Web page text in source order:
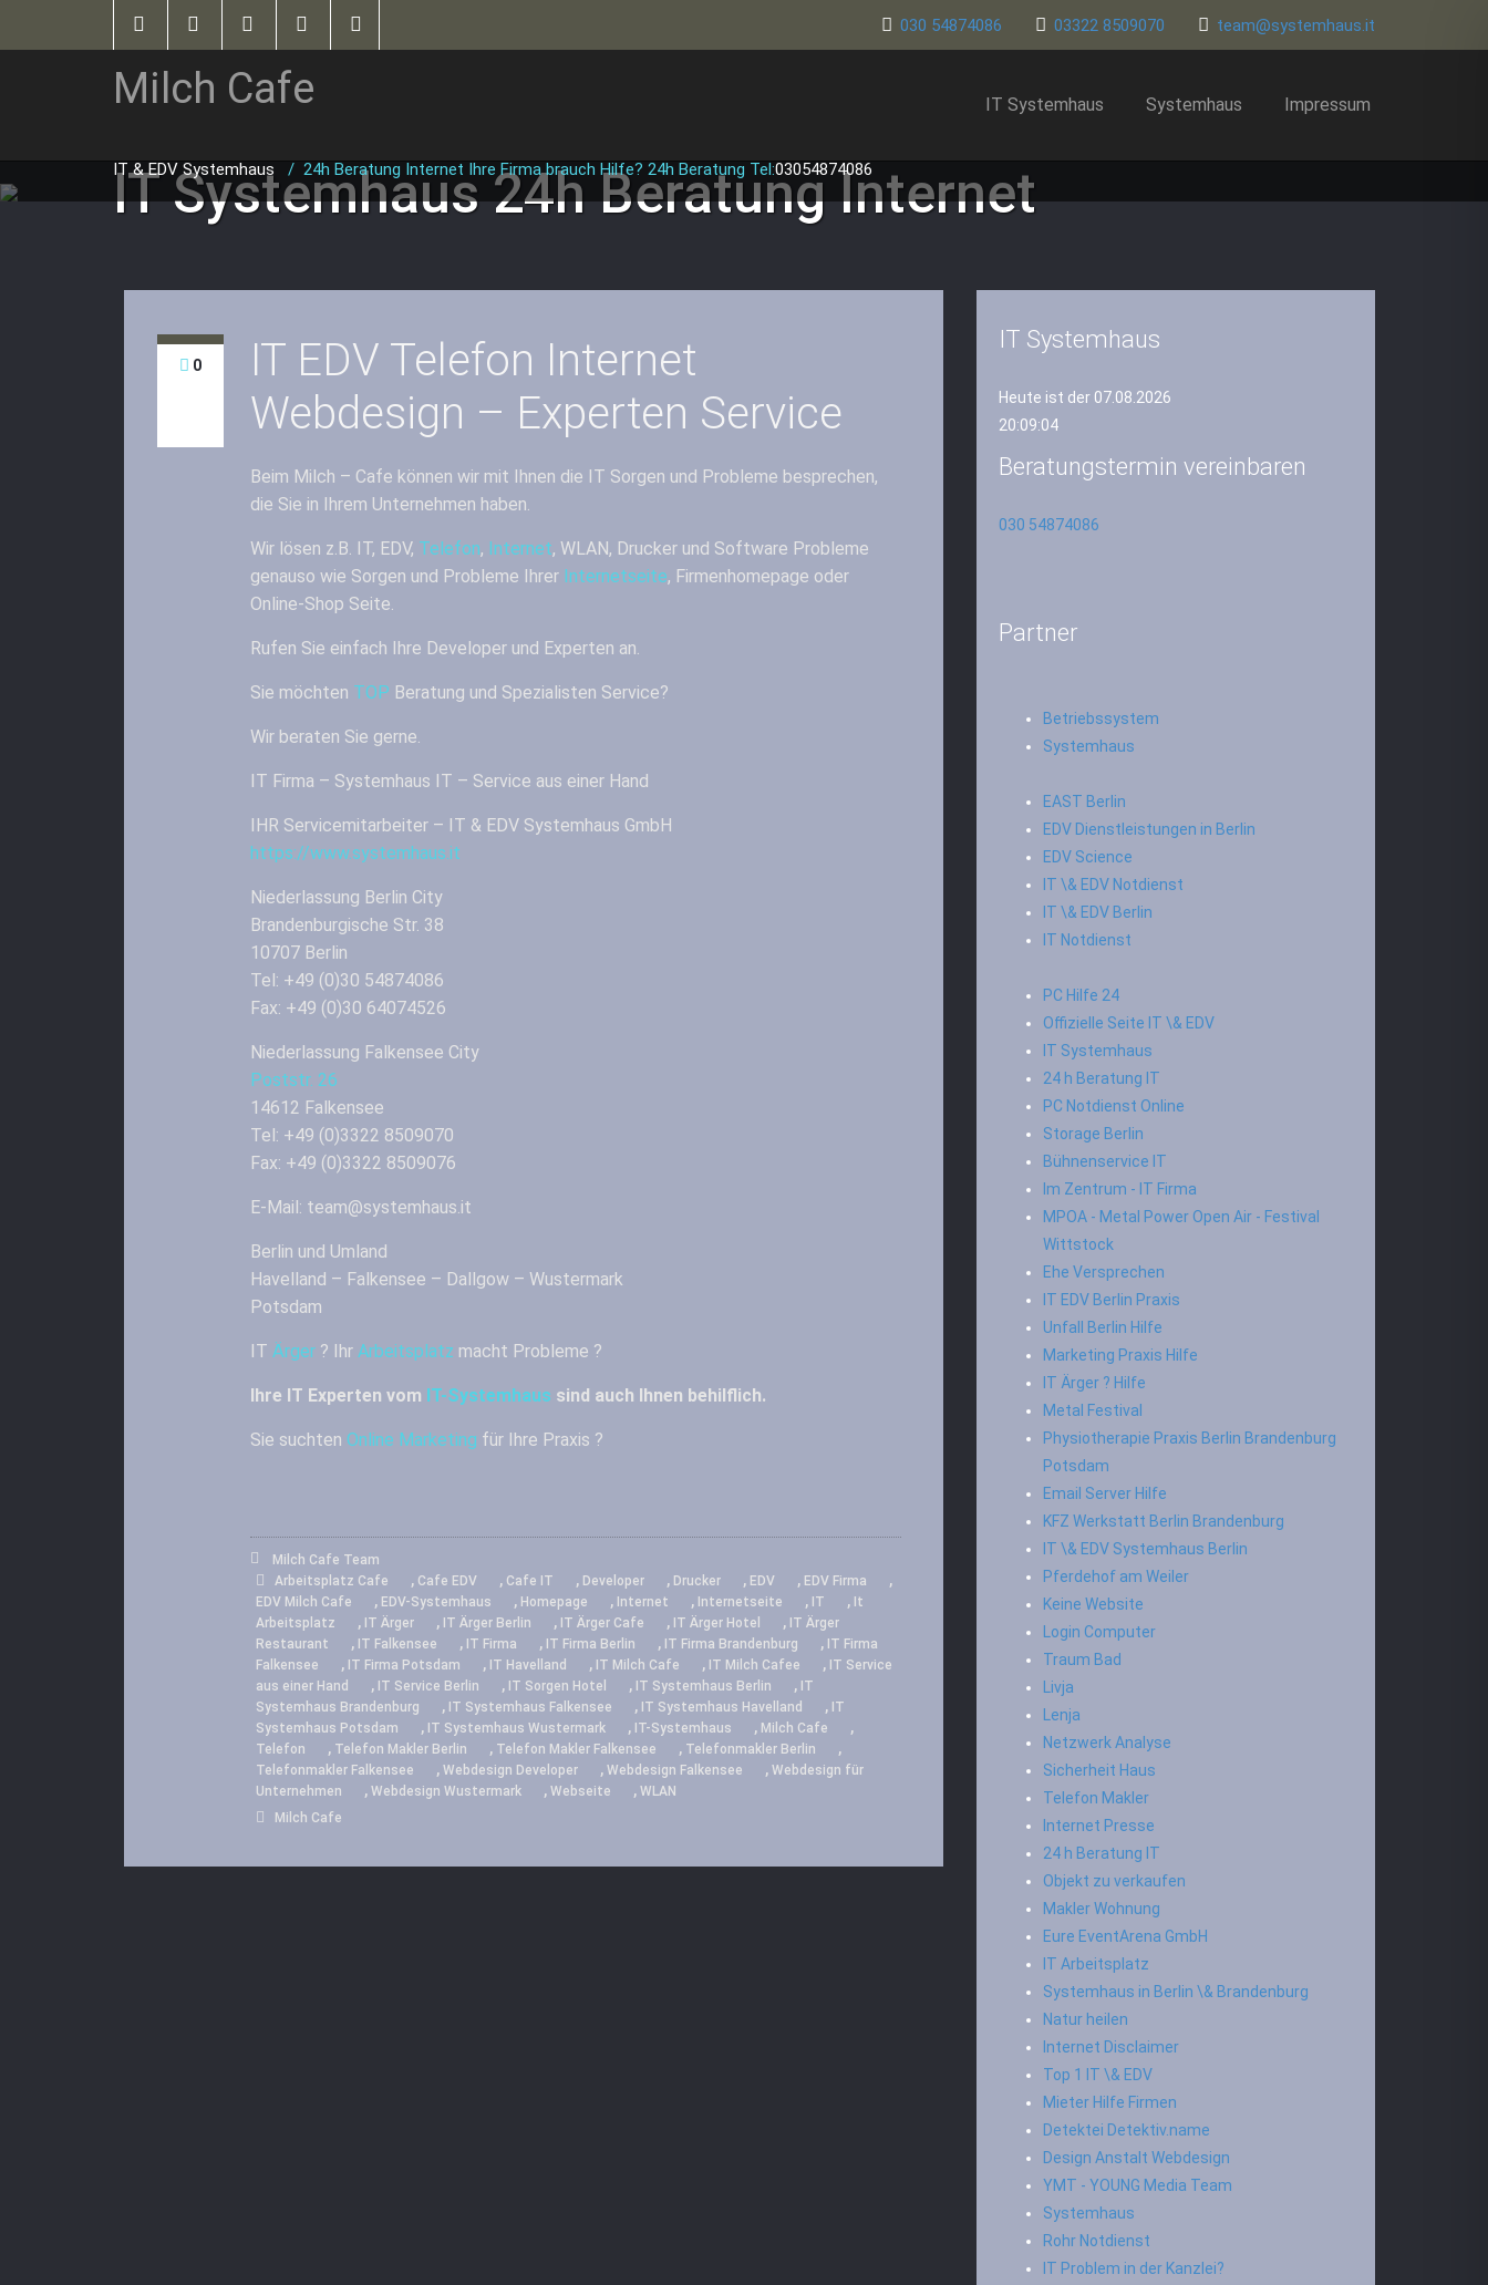
030 54874086 03322 8509070 team@systemhaus.it
Milch Cafe IT Systemhaus Systemhaus Impressum
IT Systemhaus 24h BeratungInternet
IT & EDV Systemhaus / 24h Beratung Internet Ihre Firma brauch Hilfe? 24h Beratung Tel:03054874086
0
IT EDV Telefon Internet
Webdesign – Experten Service
Beim Milch – Cafe können wir mit Ihnen die IT Sorgen und Probleme besprechen,
die Sie in Ihrem Unternehmen haben.
Wir lösen z.B. IT, EDV, Telefon, Internet, WLAN, Drucker und Software Probleme
genauso wie Sorgen und Probleme Ihrer Internetseite, Firmenhomepage oder
Online-Shop Seite.
Rufen Sie einfach Ihre Developer und Experten an.
Sie möchten TOP Beratung und Spezialisten Service?
Wir beraten Sie gerne.
IT Firma – Systemhaus IT – Service aus einer Hand
IHR Servicemitarbeiter – IT & EDV Systemhaus GmbH
https://www.systemhaus.it
Niederlassung Berlin City
Brandenburgische Str. 38
10707 Berlin
Tel: +49 (0)30 54874086
Fax: +49 (0)30 64074526
Niederlassung Falkensee City
Poststr. 26
14612 Falkensee
Tel: +49 (0)3322 8509070
Fax: +49 (0)3322 8509076
E-Mail: team@systemhaus.it
Berlin und Umland
Havelland – Falkensee – Dallgow – Wustermark
Potsdam
IT Ärger? Ihr Arbeitsplatz macht Probleme ?
Ihre IT Experten vom IT-Systemhaus sind auch Ihnen behilflich.
Sie suchten Online Marketing für Ihre Praxis ?
Milch Cafe Team
Arbeitsplatz Cafe
, Cafe EDV , Cafe IT , Developer , Drucker , EDV , EDV Firma ,
EDV Milch Cafe , EDV-Systemhaus , Homepage , Internet , Internetseite , IT , It
Arbeitsplatz
, IT Ärger , IT Ärger Berlin , IT Ärger Cafe , IT Ärger Hotel , IT Ärger
Restaurant
, IT Falkensee , IT Firma , IT Firma Berlin , IT Firma Brandenburg , IT Firma
Falkensee
, IT Firma Potsdam , IT Havelland , IT Milch Cafe , IT Milch Cafee , IT Service
aus einer Hand
, IT Service Berlin , IT Sorgen Hotel , IT Systemhaus Berlin , IT
Systemhaus Brandenburg
, IT Systemhaus Falkensee , IT Systemhaus Havelland , IT
Systemhaus Potsdam
, IT Systemhaus Wustermark , IT-Systemhaus , Milch Cafe ,
Telefon , Telefon Makler Berlin , Telefon Makler Falkensee , Telefonmakler Berlin ,
Telefonmakler Falkensee , Webdesign Developer , Webdesign Falkensee , Webdesign für
Unternehmen
, Webdesign Wustermark , Webseite , WLAN
Milch Cafe
IT Systemhaus
Heute ist der 07.08.2026
20:09:04
Beratungstermin vereinbaren
030 54874086
Partner
Betriebssystem
Systemhaus
EAST Berlin
EDV Dienstleistungen in Berlin
EDV Science
IT \& EDV Notdienst
IT \& EDV Berlin
IT Notdienst
PC Hilfe 24
Offizielle Seite IT \& EDV
IT Systemhaus
24 h Beratung IT
PC Notdienst Online
Storage Berlin
Bühnenservice IT
Im Zentrum - IT Firma
MPOA - Metal Power Open Air - Festival
Wittstock
Ehe Versprechen
IT EDV Berlin Praxis
Unfall Berlin Hilfe
Marketing Praxis Hilfe
IT Ärger ? Hilfe
Metal Festival
Physiotherapie Praxis Berlin Brandenburg
Potsdam
Email Server Hilfe
KFZ Werkstatt Berlin Brandenburg
IT \& EDV Systemhaus Berlin
Pferdehof am Weiler
Keine Website
Login Computer
Traum Bad
Livja
Lenja
Netzwerk Analyse
Sicherheit Haus
Telefon Makler
Internet Presse
24 h Beratung IT
Objekt zu verkaufen
Makler Wohnung
Eure EventArena GmbH
IT Arbeitsplatz
Systemhaus in Berlin \& Brandenburg
Natur heilen
Internet Disclaimer
Top 1 IT \& EDV
Mieter Hilfe Firmen
Detektei Detektiv.name
Design Anstalt Webdesign
YMT - YOUNG Media Team
Systemhaus
Rohr Notdienst
IT Problem in der Kanzlei?